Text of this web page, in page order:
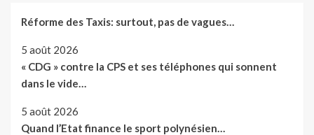
Réforme des Taxis: surtout, pas de vagues…
5 août 2026
« CDG » contre la CPS et ses téléphones qui sonnent
dans le vide…
5 août 2026
Quand l’Etat finance le sport polynésien…